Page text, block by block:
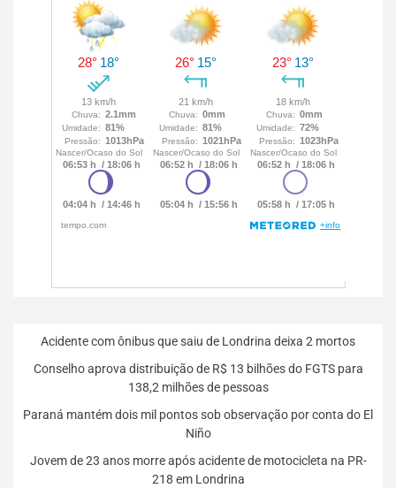
Acidente com ônibus que saiu de Londrina deixa 2 mortos
Conselho aprova distribuição de R$ 13 bilhões do FGTS para
138,2 milhões de pessoas
Paraná mantém dois mil pontos sob observação por conta do El
Niño
Jovem de 23 anos morre após acidente de motocicleta na PR-
218 em Londrina